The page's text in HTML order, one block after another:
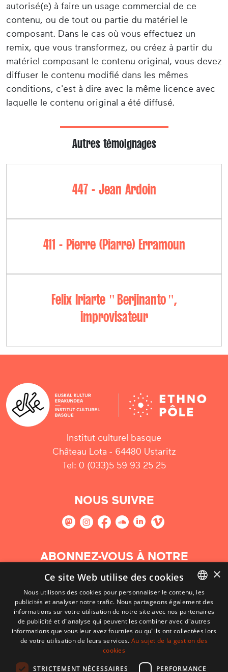
autorisé(e) à faire un usage commercial de ce
contenu, ou de tout ou partie du matériel le
composant. Dans le cas où vous effectuez un
remix, que vous transformez, ou créez à partir du
matériel composant le contenu original, vous devez
diffuser le contenu modifié dans les mêmes
conditions, c'est à dire avec la même licence avec
laquelle le contenu original a été diffusé.
Autres témoignages
447 - Jean Ardoin
411 - Pierre (Piarre) Erramoun
Felix Iriarte " Berjinanto ",
improvisateur
Institut culturel basque
Château Lota - 64480 Ustaritz
Tel: 0 (033)5 59 93 25 25
NOUS SUIVRE
ABONNEZ-VOUS À NOTRE
NEWSLETTER
S'abonner
BASQUE
FRENCH
×
Ce site Web utilise des cookies
Nous utilisons des cookies pour personnaliser le contenu, les
publicités et analyser notre trafic. Nous partageons également des
informations sur votre utilisation de notre site avec nos partenaires
de publicité et d"analyse qui peuvent les combiner avec d"autres
informations que vous leur avez fournies ou qu"ils ont collectées lors
de votre utilisation de leurs services.Au sujet de la gestion des
cookies
STRICTEMENT NÉCESSAIRES PERFORMANCE